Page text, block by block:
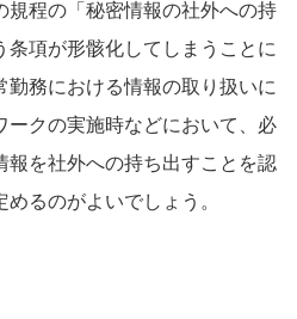
規程の「秘密情報の社外への持
条項が形骸化してしまうことに
勤務における情報の取り扱いに
ークの実施時などにおいて、必
報を社外への持ち出すことを認
めるのがよいでしょう。